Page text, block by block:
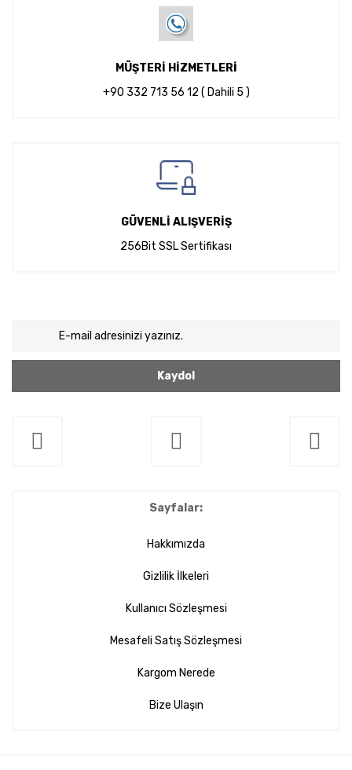
MÜŞTERİ HİZMETLERİ
+90 332 713 56 12 ( Dahili 5 )
GÜVENLİ ALIŞVERİŞ
256Bit SSL Sertifikası
Kaydol
Sayfalar:
Hakkımızda
Gizlilik İlkeleri
Kullanıcı Sözleşmesi
Mesafeli Satış Sözleşmesi
Kargom Nerede
Bize Ulaşın